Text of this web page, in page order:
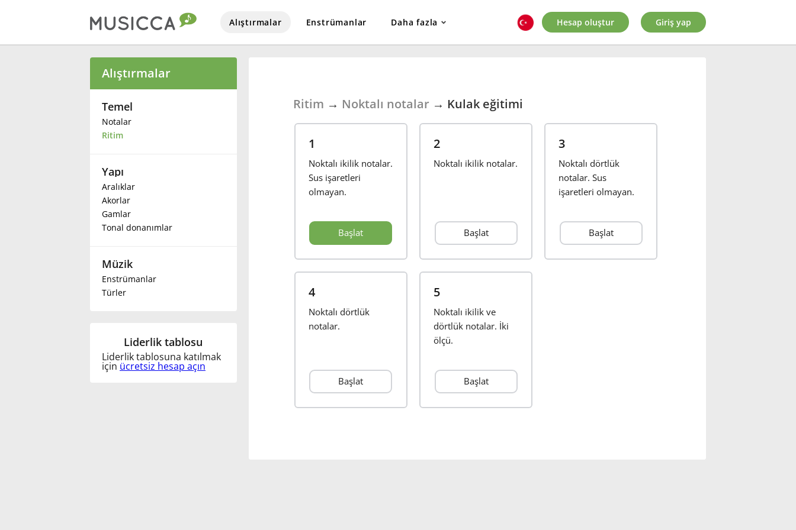
Alıştırmalar Enstrümanlar Daha fazla
Dansk
Deutsch
English
हिन्दी
Hesap oluştur Giriş yap
Alıştırmalar
Temel
Notalar
Ritim
Yapı
Aralıklar
Akorlar
Gamlar
Tonal donanımlar
Müzik
Enstrümanlar
Türler
Liderlik tablosu
Liderlik tablosuna katılmak
için ücretsiz hesap açın
Ritim → Noktalı notalar→ Kulak eğitimi
1
Noktalı ikilik notalar.
Sus işaretleri
olmayan.
Başlat
2
Noktalı ikilik notalar.
Başlat
3
Noktalı dörtlük
notalar. Sus
işaretleri olmayan.
Başlat
4
Noktalı dörtlük
notalar.
Başlat
5
Noktalı ikilik ve
dörtlük notalar. İki
ölçü.
Başlat